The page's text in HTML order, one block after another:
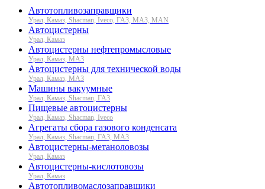
Автотопливозаправщики
Урал, Камаз, Shacman, Iveco, ГАЗ, МАЗ, MAN
Автоцистерны
Урал, Камаз
Автоцистерны нефтепромысловые
Урал, Камаз, МАЗ
Автоцистерны для технической воды
Урал, Камаз, МАЗ
Машины вакуумные
Урал, Камаз, Shacman, ГАЗ
Пищевые автоцистерны
Урал, Камаз, Shacman, Iveco
Агрегаты сбора газового конденсата
Урал, Камаз, Shacman, ГАЗ, МАЗ
Автоцистерны-метаноловозы
Урал, Камаз
Автоцистерны-кислотовозы
Урал, Камаз
Автотопливомаслозаправщики